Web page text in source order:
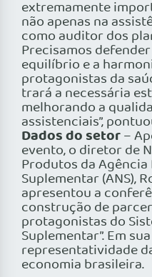
extremamente
não apenas na
como auditor dos
Precisamos
equilíbrio e a
protagonistas da
trará a necessária
melhorando a
assistenciais”,
Dados do setor–
evento, o diretor de
Produtos da
Suplementar (ANS),
apresentou a
construção de
protagonistas do
Suplementar”. Em
representatividade
economia brasileira.